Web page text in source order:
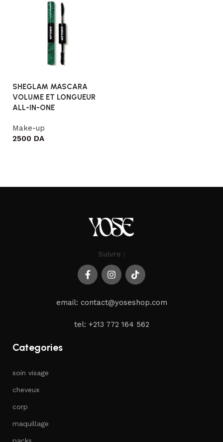
SHEGLAM MASCARA
VOLUME ET LONGUEUR
ALL-IN-ONE
Make-up
2500 DA
Suivre :
email: contact@yoseshop.com
tel: +213 772 164 562
Categories
soin visage
cheveux
corp
maquillage